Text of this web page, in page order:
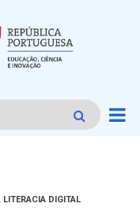
LITERACIA DIGITAL